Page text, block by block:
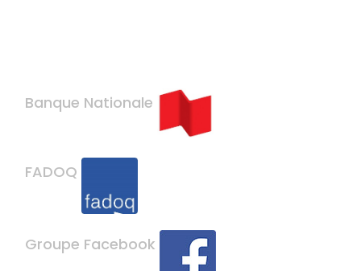
Banque Nationale
FADOQ
Groupe Facebook